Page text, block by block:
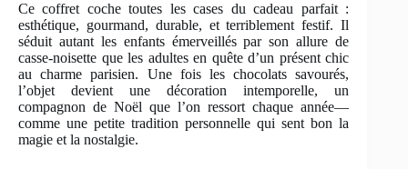
Ce coffret coche toutes les cases du cadeau parfait :
esthétique, gourmand, durable, et terriblement festif. Il
séduit autant les enfants émerveillés par son allure de
casse-noisette que les adultes en quête d’un présent chic
au charme parisien. Une fois les chocolats savourés,
l’objet devient une décoration intemporelle, un
compagnon de Noël que l’on ressort chaque année—
comme une petite tradition personnelle qui sent bon la
magie et la nostalgie.